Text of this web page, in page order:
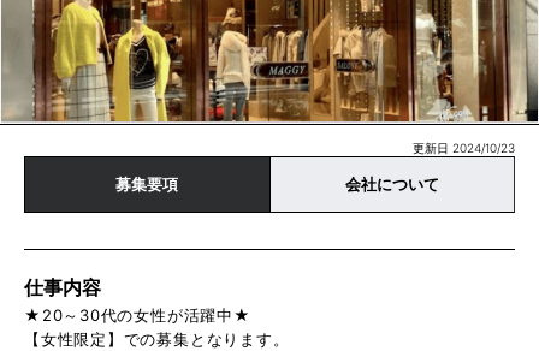
更新日 2024/10/23
募集要項 会社について
仕事内容
★20～30代の女性が活躍中★
【女性限定】での募集となります。